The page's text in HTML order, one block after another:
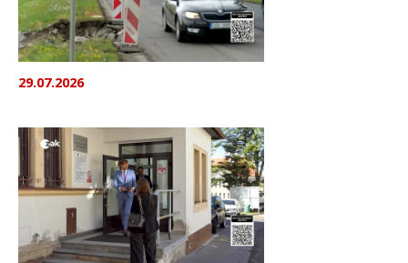
29.07.2026